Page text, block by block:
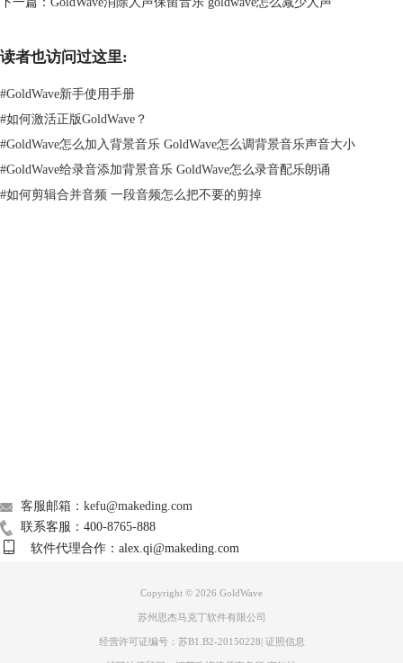
界面。
图4 混合对话框界面
制】-【麦克风】，点击属性。
读者也访问过这里:
#GoldWave新手使用手册
#如何激活正版GoldWave？
#GoldWave怎么加入背景音乐 GoldWave怎么调背景音乐声音大小
#GoldWave给录音添加背景音乐 GoldWave怎么录音配乐朗诵
#如何剪辑合并音频 一段音频怎么把不要的剪掉
客服邮箱：kefu@makeding.com
联系客服：400-8765-888
软件代理合作：alex.qi@makeding.com
Copyright © 2026 GoldWave
苏州思杰马克丁软件有限公司
经营许可证编号：苏B1.B2-20150228| 证照信息